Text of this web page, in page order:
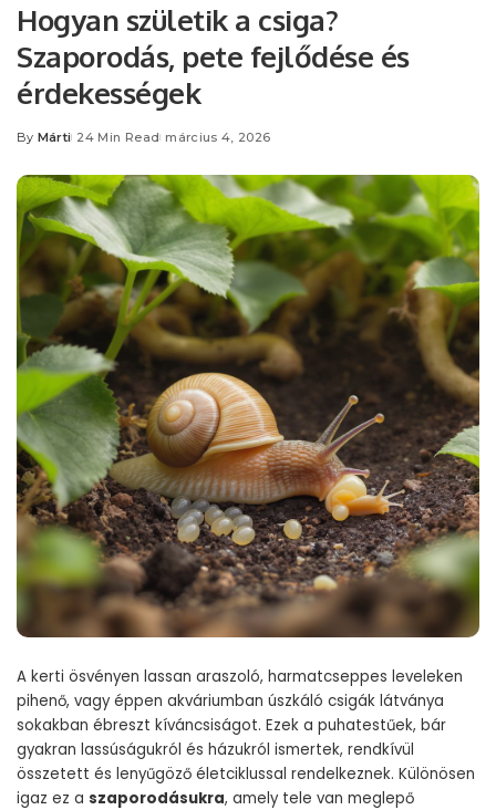
Hogyan születik a csiga?
Szaporodás, pete fejlődése és
érdekességek
Posted
By Márti 24 Min Read március 4, 2026
A kerti ösvényen lassan araszoló, harmatcseppes leveleken
pihenő, vagy éppen akváriumban úszkáló csigák látványa
sokakban ébreszt kíváncsiságot. Ezek a puhatestűek, bár
gyakran lassúságukról és házukról ismertek, rendkívül
összetett és lenyűgöző életciklussal rendelkeznek. Különösen
igaz ez a szaporodásukra, amely tele van meglepő